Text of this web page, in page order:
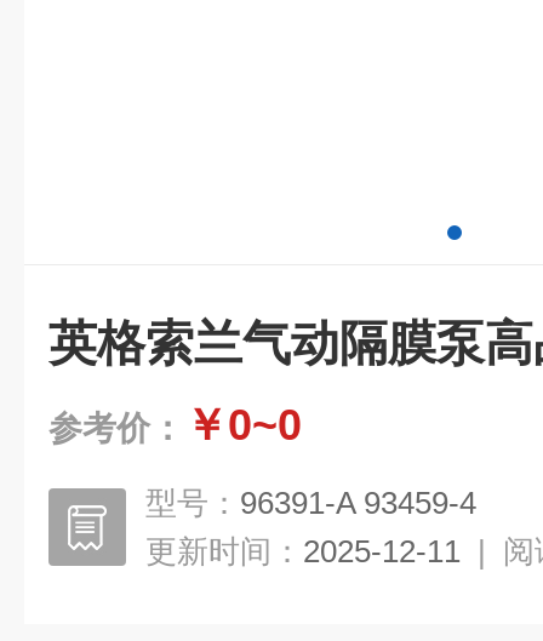
英格索兰气动隔膜泵
参考价： ￥0~0
型号： 96391-A 93459-4
更新时间： 2025-12-11 | 阅